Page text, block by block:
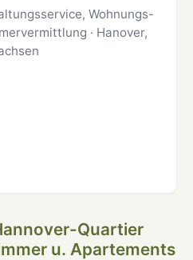
Wohnungs-
· Hanover,
Quartier
u. Apartements